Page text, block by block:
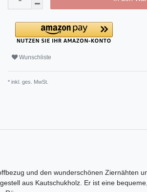
Wunschliste
* inkl. ges. MwSt.
und den wunderschönen Ziernähten
aus Kautschukholz. Er ist eine